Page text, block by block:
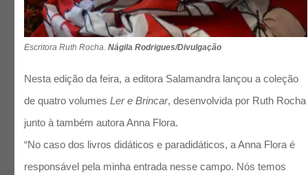
Escritora Ruth Rocha.Nágila Rodrigues/Divulgação
Nesta edição da feira, a editora Salamandra lançou a coleção
de quatro volumesLer e Brincar, desenvolvida por Ruth Rocha
junto à também autora Anna Flora.
“No caso dos livros didáticos e paradidáticos, a Anna Flora é
responsável pela minha entrada nesse campo. Nós temos